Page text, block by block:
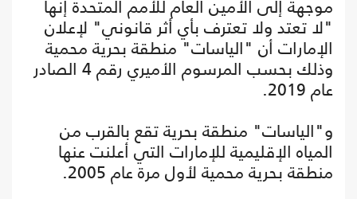
موجهة إلى الأمين العام للأمم المتحدة إنها
"لا تعتد ولا تعترف بأي أثر قانوني" لإعلان
الإمارات أن "الياسات" منطقة بحرية محمية
وذلك بحسب المرسوم الأميري رقم 4 الصادر
عام 2019.
و"الياسات" منطقة بحرية تقع بالقرب من
المياه الإقليمية للإمارات التي أعلنت عنها
منطقة بحرية محمية لأول مرة عام 2005.